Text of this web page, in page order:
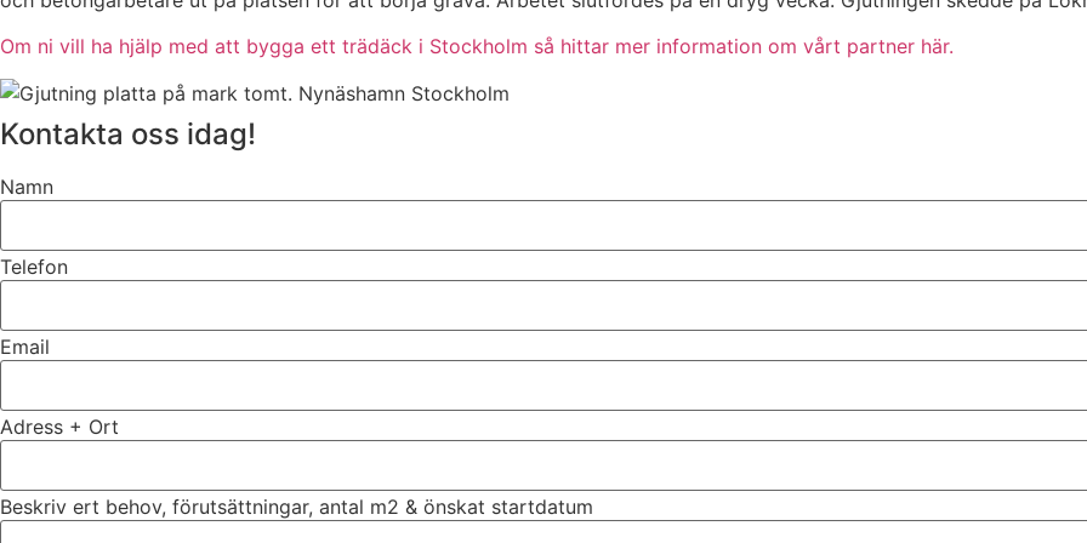
Om ni vill ha hjälp med att bygga ett trädäck i Stockholm så hittar mer information om vårt partner här.
Kontakta oss idag!
Namn
Telefon
Email
Adress + Ort
Beskriv ert behov, förutsättningar, antal m2 & önskat startdatum